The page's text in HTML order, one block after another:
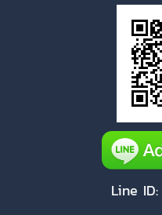
Line ID: